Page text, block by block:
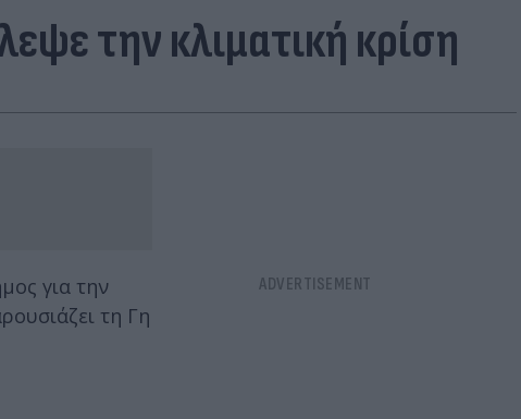
την κλιματική κρίση
για την
τη Γη